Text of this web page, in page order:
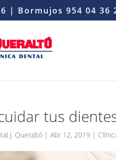
| Bormujos 954 04 36
tus
J. Queraltó |Abr 12, 2019 |